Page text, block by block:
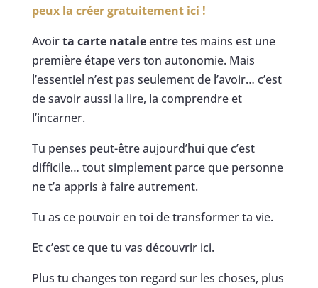
peux la créer gratuitement ici !
Avoirta carte nataleentre tes mains est une
première étape vers ton autonomie. Mais
l’essentiel n’est pas seulement de l’avoir… c’est
de savoir aussi la lire, la comprendre et
l’incarner.
Tu penses peut-être aujourd’hui que c’est
difficile… tout simplement parce que personne
ne t’a appris à faire autrement.
Tu as ce pouvoir en toi de transformer ta vie.
Et c’est ce que tu vas découvrir ici.
Plus tu changes ton regard sur les choses, plus